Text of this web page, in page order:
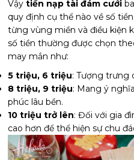
Vậytiền nạp tài đám cưới
quy định cụ thể nào về số
từng vùng miền và điều kiện
số tiền thường được chọn
may mắn như:
5 triệu, 6 triệu: Tượng trưng
8 triệu, 9 triệu: Mang ý
phúc lâu bền.
10 triệu trở lên: Đối với gia
cao hơn để thể hiện sự chu